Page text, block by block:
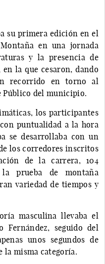
su primera edición en el
en una jornada
y la presencia de
la que cesaron, dando
recorrido en torno al
del municipio.
los participantes
puntualidad a la hora
se desarrollaba con un
los corredores inscritos
de la carrera, 104
la prueba de montaña
variedad de tiempos y
masculina llevaba el
Fernández, seguido del
unos segundos de
la misma categoría.